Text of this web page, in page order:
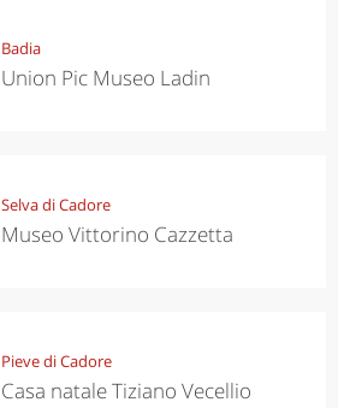
Badia
Union Pic Museo Ladin
Selva di Cadore
Museo Vittorino Cazzetta
Pieve di Cadore
Casa natale Tiziano Vecellio